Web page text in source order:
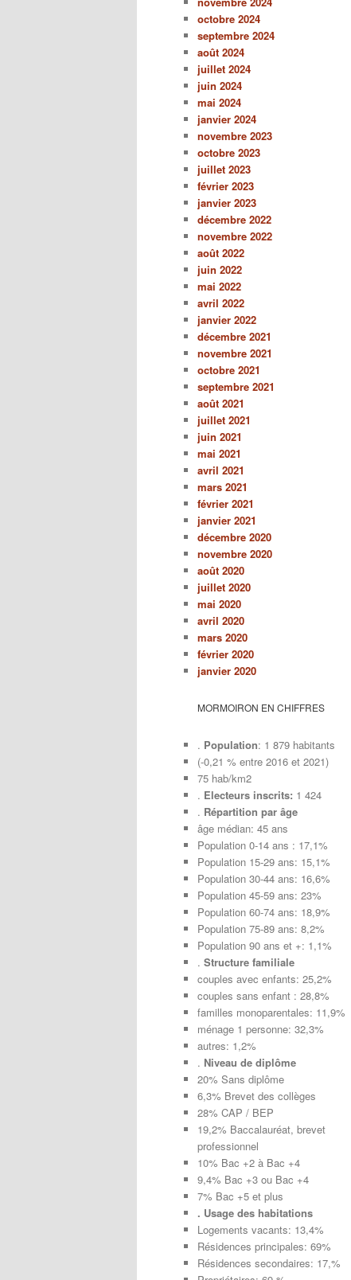
octobre 2024
septembre 2024
août 2024
juillet 2024
juin 2024
mai 2024
janvier 2024
novembre 2023
octobre 2023
juillet 2023
février 2023
janvier 2023
décembre 2022
novembre 2022
août 2022
juin 2022
mai 2022
avril 2022
janvier 2022
décembre 2021
novembre 2021
octobre 2021
septembre 2021
août 2021
juillet 2021
juin 2021
mai 2021
avril 2021
mars 2021
février 2021
janvier 2021
décembre 2020
novembre 2020
août 2020
juillet 2020
mai 2020
avril 2020
mars 2020
février 2020
janvier 2020
MORMOIRON EN CHIFFRES
. Population: 1 879 habitants
(-0,21 % entre 2016 et 2021)
75 hab/km2
. Electeurs inscrits: 1 424
. Répartition par âge
âge médian: 45 ans
Population 0-14 ans : 17,1%
Population 15-29 ans: 15,1%
Population 30-44 ans: 16,6%
Population 45-59 ans: 23%
Population 60-74 ans: 18,9%
Population 75-89 ans: 8,2%
Population 90 ans et +: 1,1%
. Structure familiale
couples avec enfants: 25,2%
couples sans enfant : 28,8%
familles monoparentales: 11,9%
ménage 1 personne: 32,3%
autres: 1,2%
. Niveau de diplôme
20% Sans diplôme
6,3% Brevet des collèges
28% CAP / BEP
19,2% Baccalauréat, brevet
professionnel
10% Bac +2 à Bac +4
9,4% Bac +3 ou Bac +4
7% Bac +5 et plus
. Usage des habitations
Logements vacants: 13,4%
Résidences principales: 69%
Résidences secondaires: 17,%